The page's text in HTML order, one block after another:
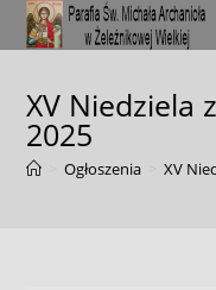
Skip
content
XV Niedziela
2025
Ogłoszenia XV